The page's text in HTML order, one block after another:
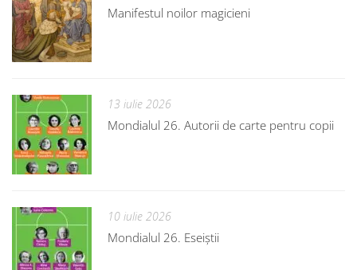
Manifestul noilor magicieni
13 iulie 2026
Mondialul 26. Autorii de carte pentru copii
10 iulie 2026
Mondialul 26. Eseiștii